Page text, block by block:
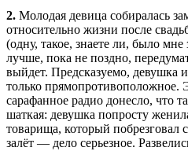
2. Молодая девица собиралась
относительно жизни после
(одну, такое, знаете ли, было
лучше, пока не поздно,
выйдет. Предсказуемо, девушка
только прямопротивоположное.
сарафанное радио донесло, что
шаткая: девушка попросту
товарища, который побрезговал
залёт — дело серьезное.